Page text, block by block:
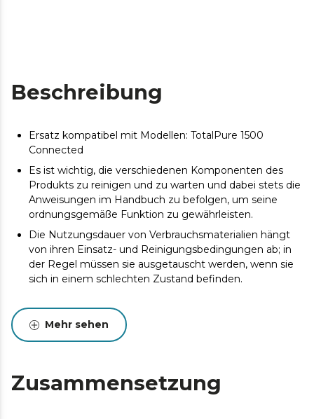
Beschreibung
Ersatz kompatibel mit Modellen: TotalPure 1500
Connected
Es ist wichtig, die verschiedenen Komponenten des
Produkts zu reinigen und zu warten und dabei stets die
Anweisungen im Handbuch zu befolgen, um seine
ordnungsgemäße Funktion zu gewährleisten.
Die Nutzungsdauer von Verbrauchsmaterialien hängt
von ihren Einsatz- und Reinigungsbedingungen ab; in
der Regel müssen sie ausgetauscht werden, wenn sie
sich in einem schlechten Zustand befinden.
Mehr sehen
Zusammensetzung